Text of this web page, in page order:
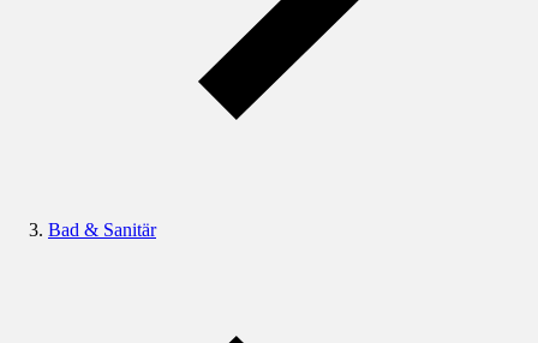
Bad & Sanitär